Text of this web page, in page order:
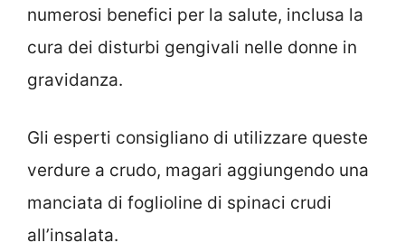
numerosi benefici per la salute, inclusa la
cura dei disturbi gengivali nelle donne in
gravidanza.
Gli esperti consigliano di utilizzare queste
verdure a crudo, magari aggiungendo una
manciata di foglioline di spinaci crudi
all’insalata.